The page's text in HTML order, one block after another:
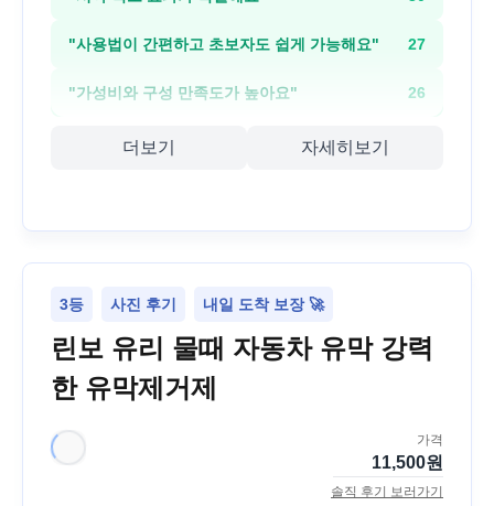
"사용법이 간편하고 초보자도 쉽게 가능해요" 27
"가성비와 구성 만족도가 높아요" 26
더보기 자세히보기
3등 사진 후기 내일 도착 보장 🚀
린보 유리 물때 자동차 유막 강력
한 유막제거제
가격
11,500원
솔직 후기 보러가기